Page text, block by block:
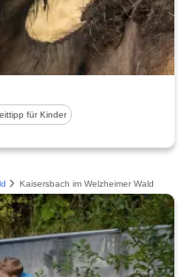
für Kinder
Kaisersbach im Welzheimer Wald